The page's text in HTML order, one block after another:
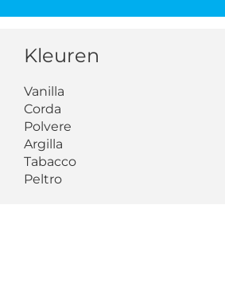
Kleuren
Vanilla
Corda
Polvere
Argilla
Tabacco
Peltro